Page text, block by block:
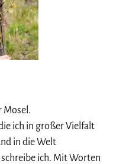
Mosel.
ich in großer Vielfalt
in die Welt
ich. Mit Worten